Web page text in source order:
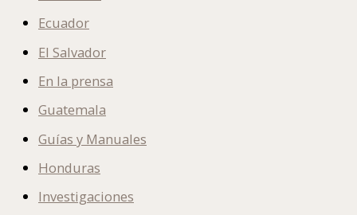
Ecuador
El Salvador
En la prensa
Guatemala
Guías y Manuales
Honduras
Investigaciones